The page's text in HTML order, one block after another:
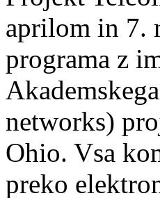
aprilom in 7.
programa z
networks)
Ohio. Vsa
preko